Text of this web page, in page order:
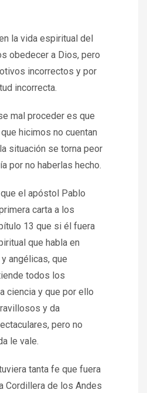
la vida espiritual del
obedecer a Dios, pero
incorrectos y por
incorrecta.
mal proceder es que
hicimos no cuentan
situación se torna peor
por no haberlas hecho.
el apóstol Pablo
carta a los
13 que si él fuera
que habla en
angélicas, que
todos los
ciencia y que por ello
y da
pero no
le vale.
tanta fe que fuera
Cordillera de los Andes